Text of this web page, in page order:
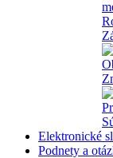
Elektronické
Podnety a